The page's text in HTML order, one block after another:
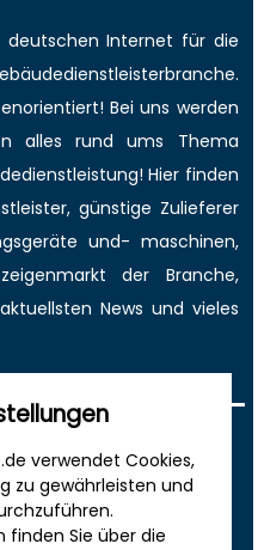
deutschen Internet für die
Bei uns werden
alles rund ums Thema
Hier finden
günstige Zulieferer
und- maschinen,
der Branche,
aktuellsten News und vieles
verwendet Cookies,
zu gewährleisten und
Sie über die